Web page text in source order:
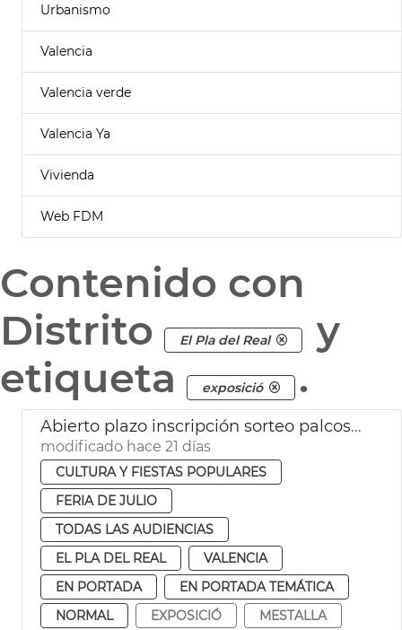
Urbanismo
Valencia
Valencia verde
Valencia Ya
Vivienda
Web FDM
Contenido con
Distrito
El Pla del Real
y
etiqueta
exposició .
Abierto plazo inscripción sorteo palcos Batalla de Flores València
modificado hace 21 días
CULTURA Y FIESTAS POPULARES
FERIA DE JULIO
TODAS LAS AUDIENCIAS
EL PLA DEL REAL
VALENCIA
EN PORTADA
EN PORTADA TEMÁTICA
NORMAL
EXPOSICIÓ
MESTALLA